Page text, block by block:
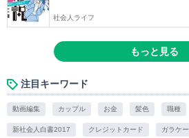
社会人ライフ
もっと見る
注目キーワード
動画編集 カップル お金 髪色 職種
新社会人白書2017 クレジットカード ガラケー